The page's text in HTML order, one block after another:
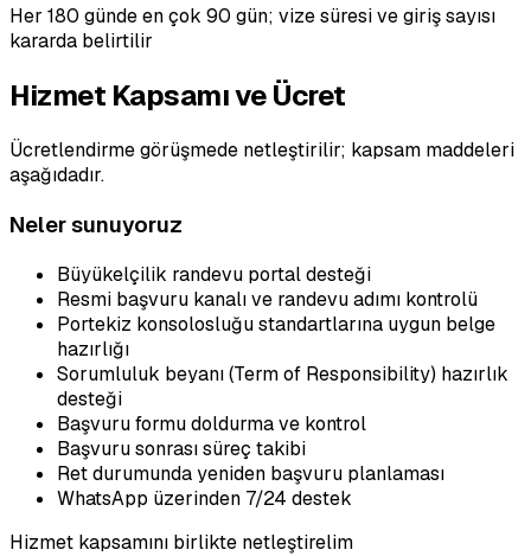
Her 180 günde en çok 90 gün; vize süresi ve giriş sayısı
kararda belirtilir
Hizmet Kapsamı ve Ücret
Ücretlendirme görüşmede netleştirilir; kapsam maddeleri
aşağıdadır.
Neler sunuyoruz
Büyükelçilik randevu portal desteği
Resmi başvuru kanalı ve randevu adımı kontrolü
Portekiz konsolosluğu standartlarına uygun belge
hazırlığı
Sorumluluk beyanı (Term of Responsibility) hazırlık
desteği
Başvuru formu doldurma ve kontrol
Başvuru sonrası süreç takibi
Ret durumunda yeniden başvuru planlaması
WhatsApp üzerinden 7/24 destek
Hizmet kapsamını birlikte netleştirelim